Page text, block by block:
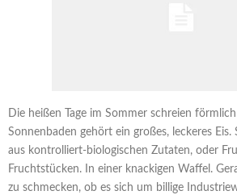
Die heißen Tage im Sommer schreien
Sonnenbaden gehört ein großes, leckeres Eis.
aus kontrolliert-biologischen Zutaten, oder
Fruchtstücken. In einer knackigen Waffel.
zu schmecken, ob es sich um billige